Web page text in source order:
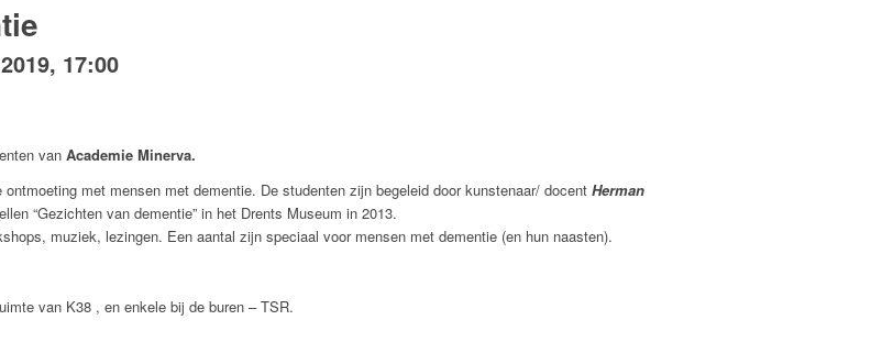
17:00
van Academie Minerva.
met mensen met dementie. De studenten zijn begeleid door kunstenaar/ docent Herman
“Gezichten van dementie” in het Drents Museum in 2013.
muziek, lezingen. Een aantal zijn speciaal voor mensen met dementie (en hun naasten).
van K38 , en enkele bij de buren – TSR.